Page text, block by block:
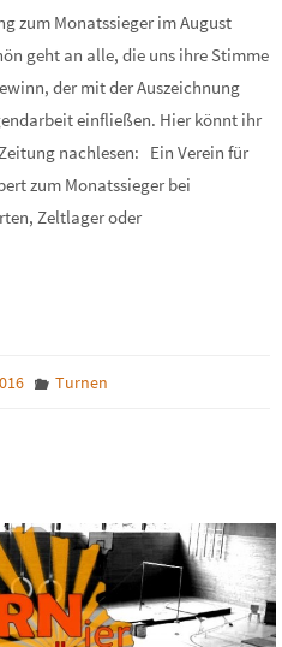
zum Monatssieger im August
geht an alle, die uns ihre Stimme
der mit der Auszeichnung
einfließen. Hier könnt ihr
nachlesen: Ein Verein für
zum Monatssieger bei
Zeltlager oder
Turnen